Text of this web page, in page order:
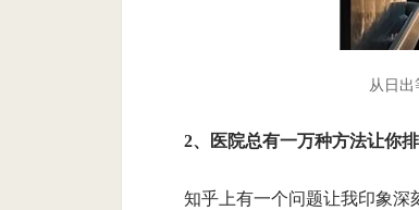
从日出
2、医院总有一万种方法让你
知乎上有一个问题让我印象深